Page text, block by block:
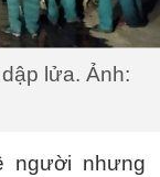
lửa. Ảnh:
người nhưng